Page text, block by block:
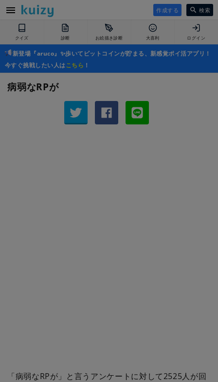
作成する 検索
クイズ 診断 お絵描き診断 大喜利 ログイン
新登場『aruco』✨歩いてビットコインが貯まる、新感覚ポイ活アプリ！
今すぐ挑戦したい人はこちら ！
病弱なRPが
「病弱なRPが」と言うアンケートに対して2525人が回